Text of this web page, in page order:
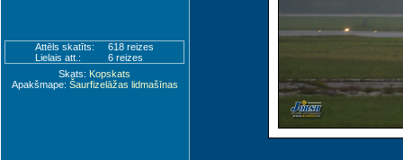
Attēls skatīts:
618 reizes
Lielais att.:
6 reizes
Skats: Kopskats
Apakšmape: Šaurfizelāžas lidmašīnas